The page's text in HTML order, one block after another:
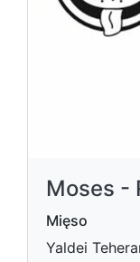
Moses -
Mięso
Yaldei